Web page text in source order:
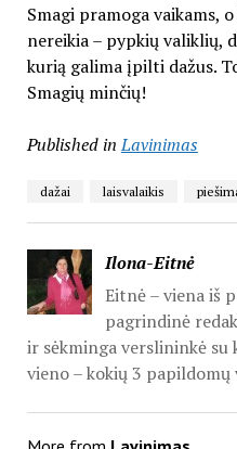
Smagi pramoga vaikams,
nereikia – pypkių valiklių,
kurią galima įpilti dažus.
Smagių minčių!
Published in Lavinimas
dažai laisvalaikis
Ilona-Eitnė
Eitnė – viena iš
pagrindinė
ir sėkminga verslininkė
vieno – kokių 3 papildomų